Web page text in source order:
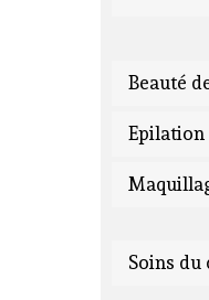
Beauté
Epilation
Soins du